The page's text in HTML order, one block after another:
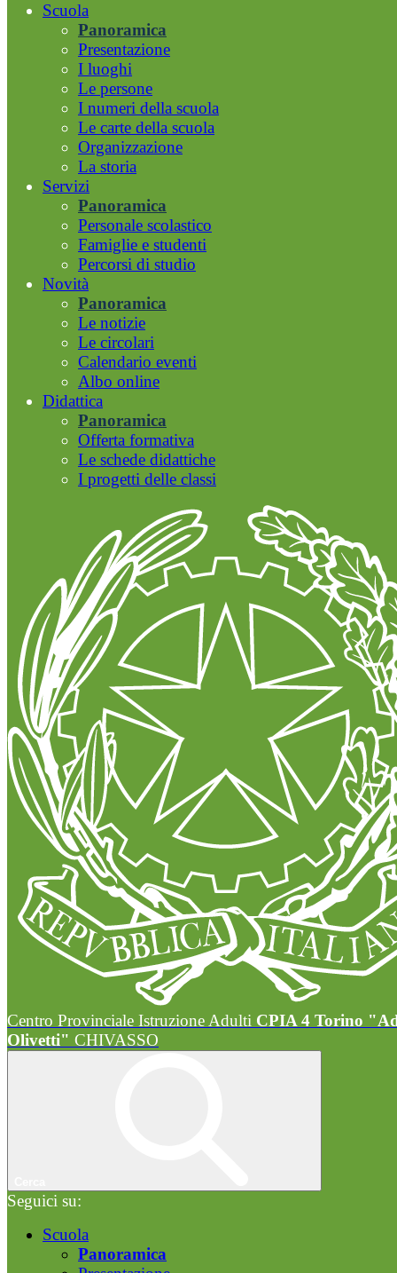
Scuola
Panoramica
Presentazione
I luoghi
Le persone
I numeri della scuola
Le carte della scuola
Organizzazione
La storia
Servizi
Panoramica
Personale scolastico
Famiglie e studenti
Percorsi di studio
Novità
Panoramica
Le notizie
Le circolari
Calendario eventi
Albo online
Didattica
Panoramica
Offerta formativa
Le schede didattiche
I progetti delle classi
Centro Provinciale Istruzione Adulti CPIA 4 Torino
Olivetti" CHIVASSO
Seguici su:
Scuola
Panoramica